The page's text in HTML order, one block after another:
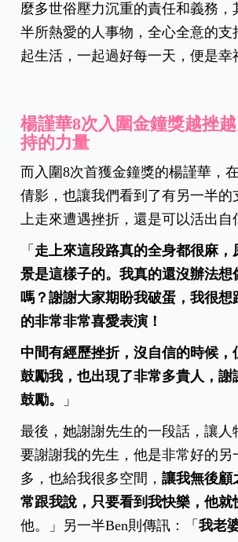
麼多世俗壓力沉重的責任和義務，
半所熱愛的人事物，全心全意的支
起生活，一起過好每一天，便是幸
楊謹華8次入圍金鐘獎越挫
持的力量
而入圍8次首獲金鐘獎的楊謹華，
倩影，也讓我們看到了有另一半的
上走來遭遇挫折，還是可以活出自
「 走上來這段路真的全身都很麻，
景是這樣子的。我真的還沒辦法想
嗎？謝謝大家期盼我破蛋，我很想
的非常非常喜愛表演！
中間有經歷挫折，沒自信的時候，
鼓勵我，也出現了非常多貴人，謝
鼓勵。
」
最後，她謝謝先生的一段話，讓人
要謝謝我的先生，他是非常好的另
多，也給我很多空間，讓我無後顧
常跟我說，只要看到我快樂，他就
他。」另一半Ben則傳訊：「我老